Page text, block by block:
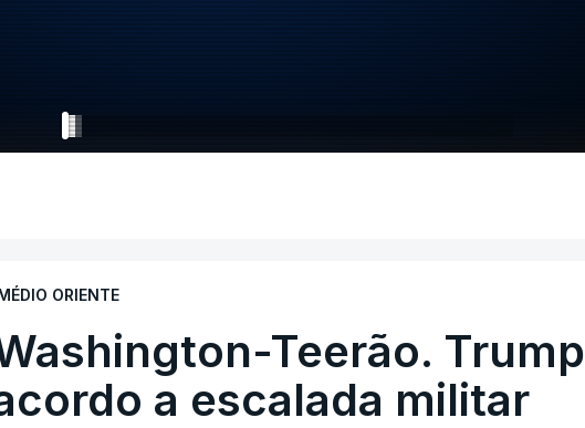
ORIENTE
Teerão. Trump
a escalada militar